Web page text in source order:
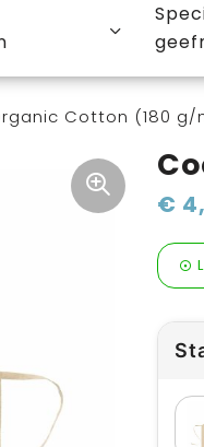
Cotton (180 g/
€